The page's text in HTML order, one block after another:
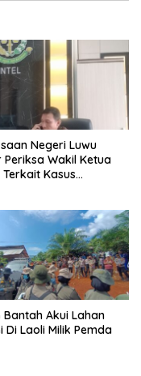
Negeri Luwu
Wakil Ketua
Bantah Akui Lahan
Di Laoli Milik Pemda